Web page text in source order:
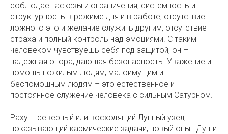
соблюдает аскезы и ограничения, системность и
структурность в режиме дня и в работе, отсутствие
ложного эго и желание служить другим, отсутствие
страха и полный контроль над эмоциями. С таким
человеком чувствуешь себя под защитой, он –
надежная опора, дающая безопасность. Уважение и
помощь пожилым людям, малоимущим и
беспомощным людям – это естественное и
постоянное служение человека с сильным Сатурном.
Раху – северный или восходящий Лунный узел,
показывающий кармические задачи, новый опыт Души